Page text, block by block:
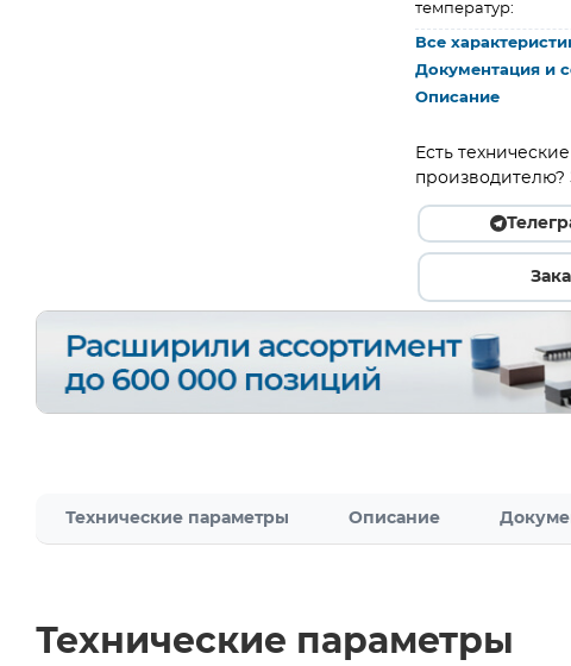
температур:
Все
Документация и
Описание
Есть
Технические параметры Описание
Технические параметры